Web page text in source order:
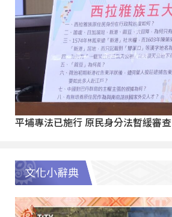
平埔專法已施行 原民身分法暫緩審查
文化小辭典